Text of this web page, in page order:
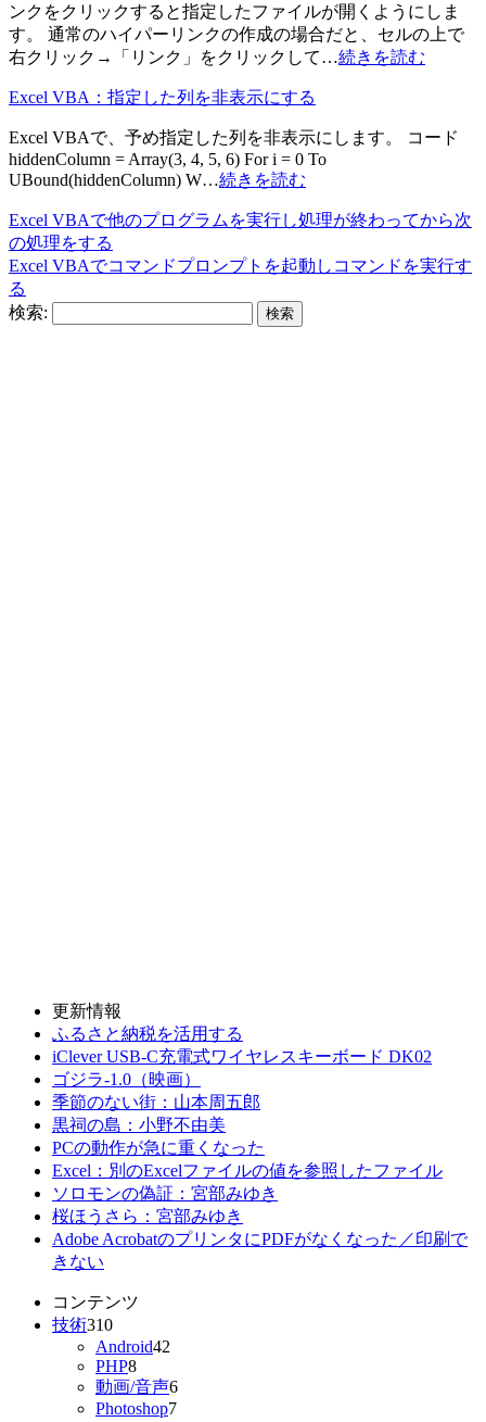
ンクをクリックすると指定したファイルが開くようにしま
す。 通常のハイパーリンクの作成の場合だと、セルの上で
右クリック→「リンク」をクリックして…続きを読む
Excel VBA：指定した列を非表示にする
Excel VBAで、予め指定した列を非表示にします。 コード
hiddenColumn = Array(3, 4, 5, 6) For i = 0 To
UBound(hiddenColumn) W…続きを読む
Excel VBAで他のプログラムを実行し処理が終わってから次
の処理をする
Excel VBAでコマンドプロンプトを起動しコマンドを実行す
る
検索:
更新情報
ふるさと納税を活用する
iClever USB-C充電式ワイヤレスキーボード DK02
ゴジラ-1.0（映画）
季節のない街：山本周五郎
黒祠の島：小野不由美
PCの動作が急に重くなった
Excel：別のExcelファイルの値を参照したファイル
ソロモンの偽証：宮部みゆき
桜ほうさら：宮部みゆき
Adobe AcrobatのプリンタにPDFがなくなった／印刷で
きない
コンテンツ
技術310
Android42
PHP8
動画/音声6
Photoshop7